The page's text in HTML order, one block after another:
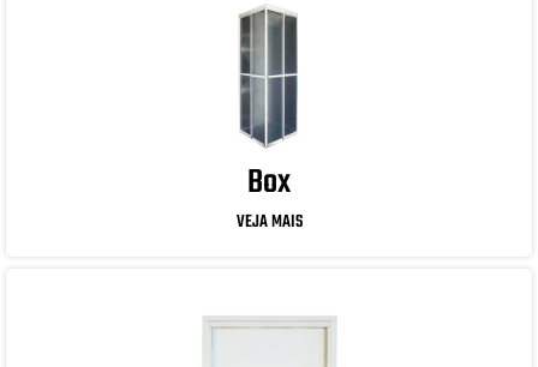
Box
VEJA MAIS